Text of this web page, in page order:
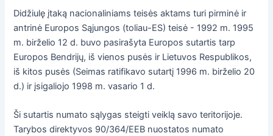
Didžiulę įtaką nacionaliniams teisės aktams turi pirminė ir
antrinė Europos Sąjungos (toliau-ES) teisė - 1992 m. 1995
m. birželio 12 d. buvo pasirašyta Europos sutartis tarp
Europos Bendrijų, iš vienos pusės ir Lietuvos Respublikos,
iš kitos pusės (Seimas ratifikavo sutartį 1996 m. birželio 20
d.) ir įsigaliojo 1998 m. vasario 1 d.
Ši sutartis numato sąlygas steigti veiklą savo teritorijoje.
Tarybos direktyvos 90/364/EEB nuostatos numato